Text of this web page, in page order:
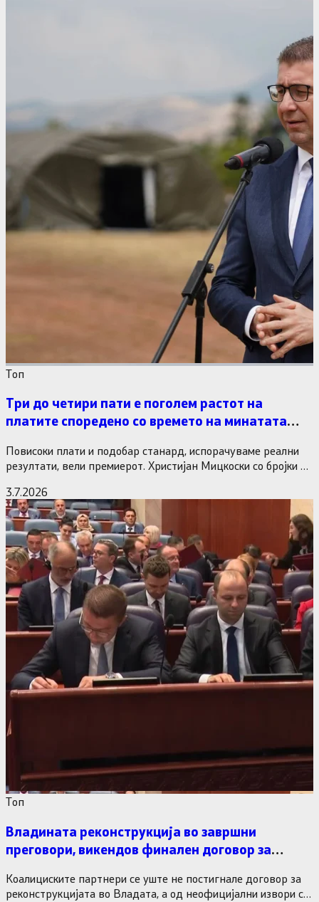
Tоп
Три до четири пати е поголем растот на
платите споредено со времето на минатата
Повисоки плати и подобар станард, испорачуваме реални
резултати, вели премиерот. Христијан Мицкоски со бројки и
3.7.2026
Tоп
Владината реконструкција во завршни
преговори, викендов финален договор за
Коалициските партнери се уште не постигнале договор за
реконструкцијата во Владата, а од неофицијални извори се